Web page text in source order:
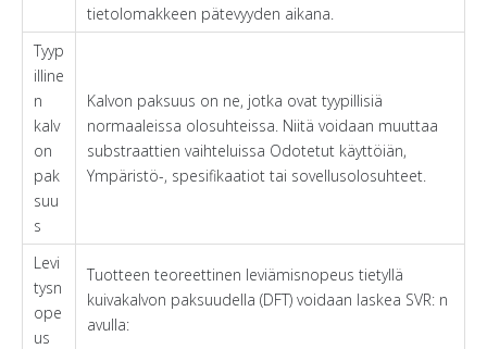
tietolomakkeen pätevyyden aikana.
Tyyp
illine
n
kalv
on
pak
suu
s
Kalvon paksuus on ne, jotka ovat tyypillisiä
normaaleissa olosuhteissa. Niitä voidaan muuttaa
substraattien vaihteluissa Odotetut käyttöiän,
Ympäristö-, spesifikaatiot tai sovellusolosuhteet.
Levi
tysn
ope
us
Tuotteen teoreettinen leviämisnopeus tietyllä
kuivakalvon paksuudella (DFT) voidaan laskea SVR: n
avulla: